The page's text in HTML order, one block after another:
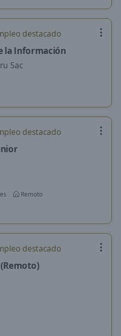
destacado
la Información
Sac
destacado
Remoto
destacado